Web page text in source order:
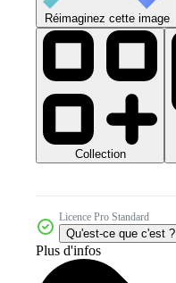
Réimaginez cette image
Collection
Licence Pro Standard
Qu'est-ce que c'est ?
Plus d'infos